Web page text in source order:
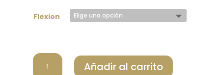
Flexion
CALLAWAY
HIERRO
Añadir al carrito